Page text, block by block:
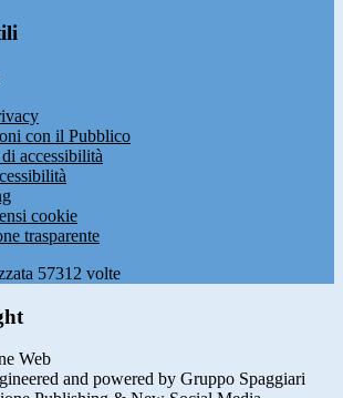
con il Pubblico
accessibilità
cookie
trasparente
57312 volte
and powered by Gruppo Spaggiari